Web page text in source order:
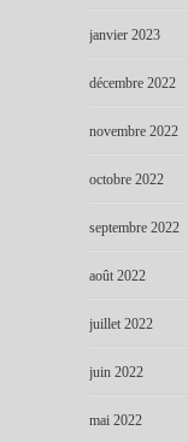
janvier 2023
décembre 2022
novembre 2022
octobre 2022
septembre 2022
août 2022
juillet 2022
juin 2022
mai 2022